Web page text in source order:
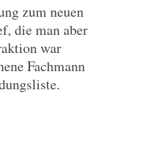
zum neuen
die man aber
war
Fachmann